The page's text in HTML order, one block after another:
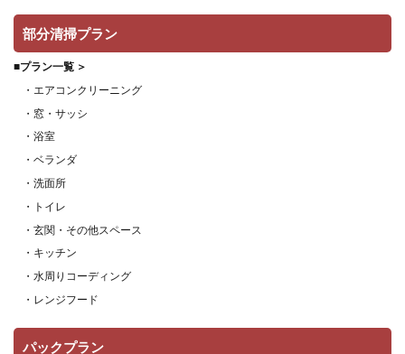
部分清掃プラン
■プラン一覧 ＞
・エアコンクリーニング
・窓・サッシ
・浴室
・ベランダ
・洗面所
・トイレ
・玄関・その他スペース
・キッチン
・水周りコーディング
・レンジフード
パックプラン